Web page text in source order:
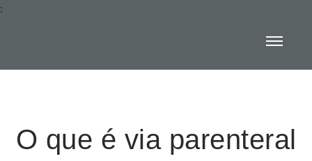
:
O que é via parenteral